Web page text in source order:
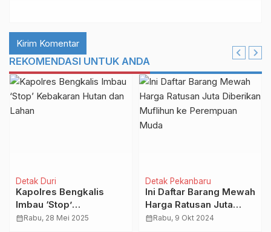
REKOMENDASI UNTUK ANDA
Detak Duri
Kapolres Bengkalis
Imbau ‘Stop’
Kebakaran Hutan dan
calendar_monthRabu, 28 Mei 2025
Detak Pekanbaru
Ini Daftar Barang Mewah
Harga Ratusan Juta
Diberikan Muflihun ke
calendar_monthRabu, 9 Okt 2024